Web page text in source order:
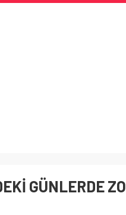
İHRACAT
GÜNLERDE